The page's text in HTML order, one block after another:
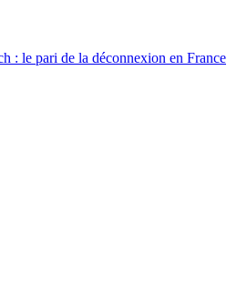
: le pari de la déconnexion en France